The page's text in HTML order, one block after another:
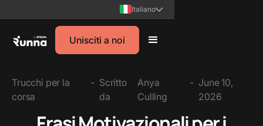
Italiano
Unisciti a noi
Trucchi per la
corsa
- Scritto
da
Anya
Culling
- June 10,
2026